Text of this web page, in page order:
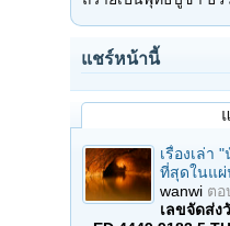
แชร์หน้านี้
เรื่องเล่า
ที่สุดในแ
wanwi ตอ
เลขจัดส่ง